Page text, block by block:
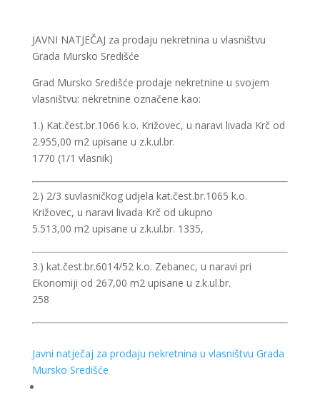
JAVNI NATJEČAJ za prodaju nekretnina u vlasništvu
Grada Mursko Središće
Grad Mursko Središće prodaje nekretnine u svojem
vlasništvu: nekretnine označene kao:
1.) Kat.čest.br.1066 k.o. Križovec, u naravi livada Krč od
2.955,00 m2 upisane u z.k.ul.br.
1770 (1/1 vlasnik)
2.) 2/3 suvlasničkog udjela kat.čest.br.1065 k.o.
Križovec, u naravi livada Krč od ukupno
5.513,00 m2 upisane u z.k.ul.br. 1335,
3.) kat.čest.br.6014/52 k.o. Zebanec, u naravi pri
Ekonomiji od 267,00 m2 upisane u z.k.ul.br.
258
Javni natječaj za prodaju nekretnina u vlasništvu Grada
Mursko Središće